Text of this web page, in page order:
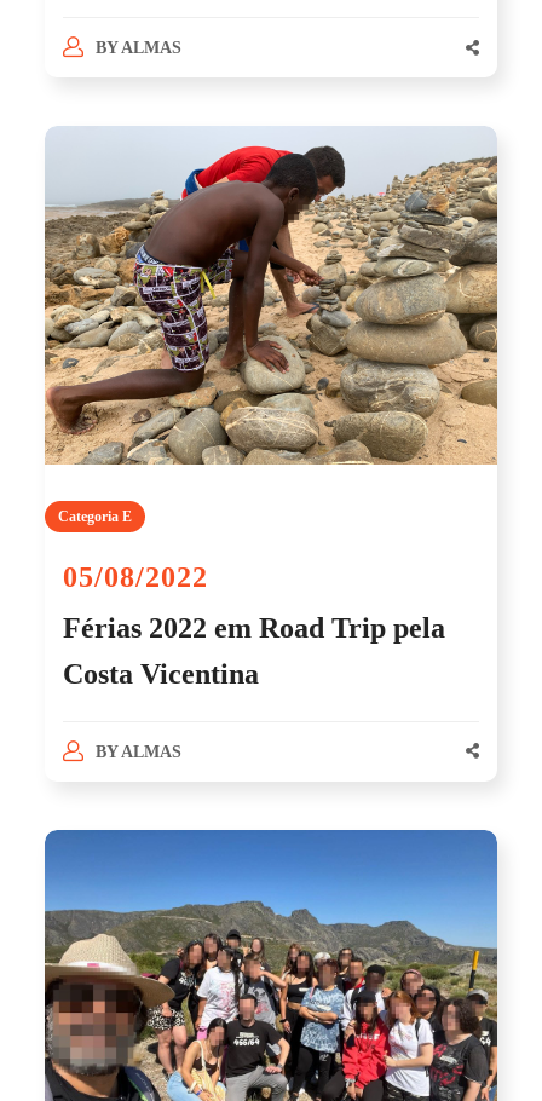
BYALMAS
Categoria E
05/08/2022
Férias 2022 em Road Trip pela
Costa Vicentina
BY ALMAS